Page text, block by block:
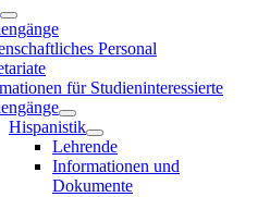
Personal
für Studieninteressierte
Hispanistik
Lehrende
Informationen und
Dokumente